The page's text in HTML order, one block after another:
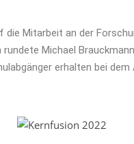
Mitarbeit an der
Michael
erhalten bei dem